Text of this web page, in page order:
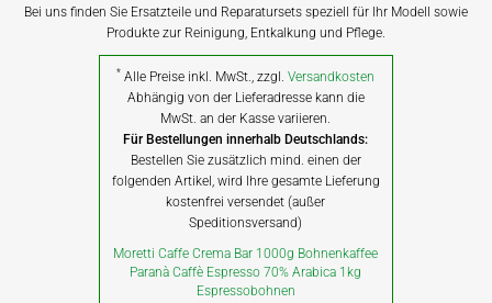
Bei uns finden Sie Ersatzteile und Reparatursets speziell für Ihr Modell sowie
Produkte zur Reinigung, Entkalkung und Pflege.
* Alle Preise inkl. MwSt., zzgl.Versandkosten
Abhängig von der Lieferadresse kann die
MwSt. an der Kasse variieren.
Für Bestellungen innerhalb Deutschlands:
Bestellen Sie zusätzlich mind. einen der
folgenden Artikel, wird Ihre gesamte Lieferung
kostenfrei versendet (außer
Speditionsversand)
Moretti Caffe Crema Bar 1000g Bohnenkaffee
Paranà Caffè Espresso 70% Arabica 1kg
Espressobohnen